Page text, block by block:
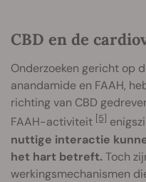
CBD en de
Onderzoeken gericht op
anandamide en FAAH,
richting van CBD
FAAH-activiteit [5]
nuttige interactie
het hart betreft. Toch
werkingsmechanismen